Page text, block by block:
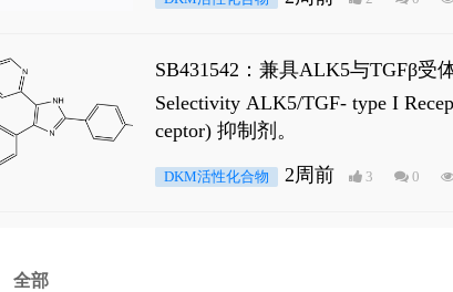
SB431542：兼具ALK5与TGFβ受
Selectivity ALK5/TGF- type I
ceptor) 抑制剂。
DKM活性化合物 2周前 3 0
全部